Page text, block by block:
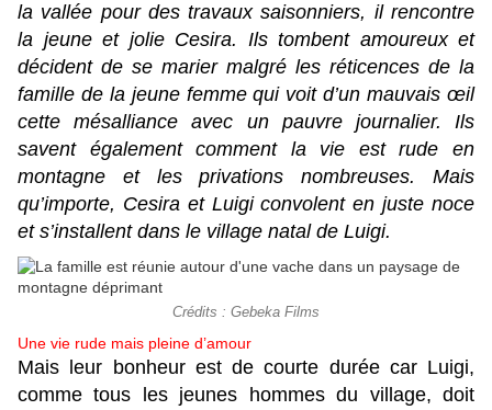
la vallée pour des travaux saisonniers, il rencontre
la jeune et jolie Cesira. Ils tombent amoureux et
décident de se marier malgré les réticences de la
famille de la jeune femme qui voit d’un mauvais œil
cette mésalliance avec un pauvre journalier. Ils
savent également comment la vie est rude en
montagne et les privations nombreuses. Mais
qu’importe, Cesira et Luigi convolent en juste noce
et s’installent dans le village natal de Luigi.
Crédits : Gebeka Films
Une vie rude mais pleine d’amour
Mais leur bonheur est de courte durée car Luigi,
comme tous les jeunes hommes du village, doit